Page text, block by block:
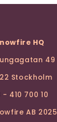
HQ
49
22 Stockholm
- 410 700 10
AB 2025